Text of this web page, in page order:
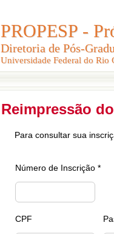
PROPESP -
Diretoria de Pós-
Universidade Federal do Rio
PROPESP -
Diretoria de Pós-
Universidade Federal do Rio
Reimpressão
Para consultar sua
Número de Inscrição *
CPF